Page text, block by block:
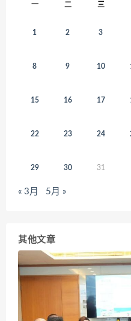
一 二 三
1 2 3
8 9 10
15 16 17
22 23 24
29 30 31
« 3月 5月 »
其他文章